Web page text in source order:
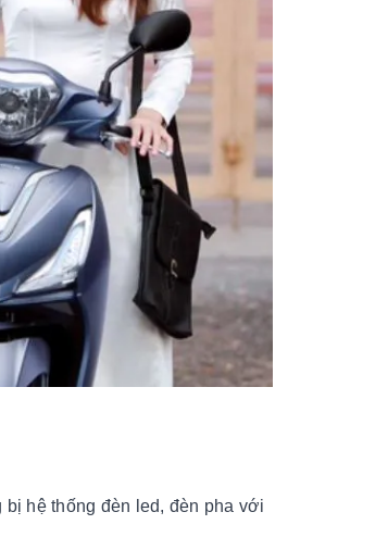
hệ thống đèn led, đèn pha với